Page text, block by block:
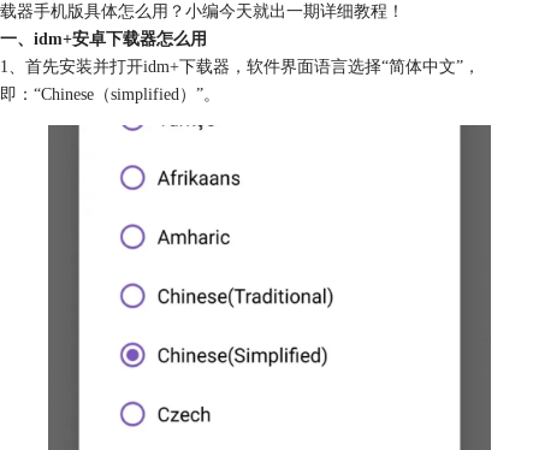
载器手机版具体怎么用？小编今天就出一期详细教程！
一、idm+安卓下载器怎么用
1、首先安装并打开idm+下载器，软件界面语言选择“简体中文”，
即：“Chinese（simplified）”。